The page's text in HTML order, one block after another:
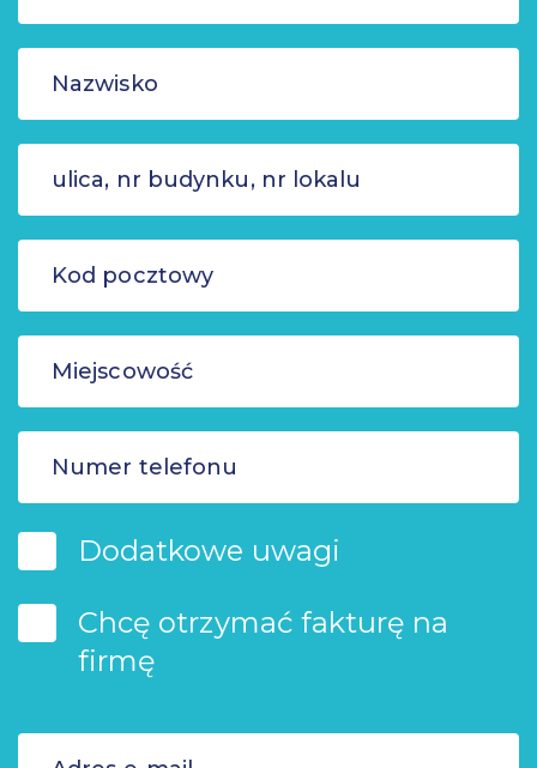
Dodatkowe uwagi
Chcę otrzymać fakturę na
firmę